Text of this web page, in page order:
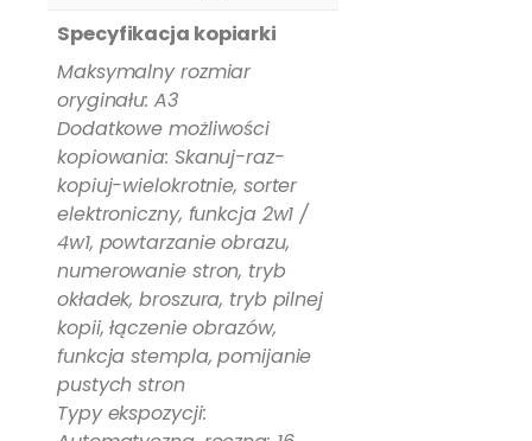
Specyfikacja kopiarki
Maksymalny rozmiar
oryginału: A3
Dodatkowe możliwości
kopiowania: Skanuj-raz-
kopiuj-wielokrotnie, sorter
elektroniczny, funkcja 2w1 /
4w1, powtarzanie obrazu,
numerowanie stron, tryb
okładek, broszura, tryb pilnej
kopii, łączenie obrazów,
funkcja stempla, pomijanie
pustych stron
Typy ekspozycji: